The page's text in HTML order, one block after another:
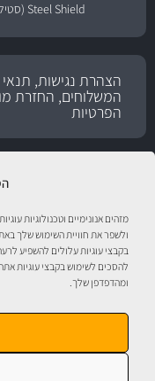
מזהים אנונימיים וטכנולוגיות
ולשפר את חוויית השימוש שלך
בקבצי עוגיות עלולים להשפיע
להסכים לשימוש בקבצי עוגיות
ומהדפדפן שלך.
Steel Shield (סטיל שילד)
הצהרת נגישות,
המשלוחים, החזרת
הפרטיות